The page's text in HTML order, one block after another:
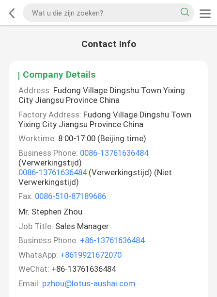
Contact Info
Company Details
Address: Fudong Village Dingshu Town Yixing
City Jiangsu Province China
Factory Address: Fudong Village Dingshu Town
Yixing City Jiangsu Province China
Worktime: 8:00-17:00 (Beijing time)
Business Phone: 0086-13761636484
(Verwerkingstijd)
0086-13761636484(Verwerkingstijd) (Niet
Verwerkingstijd)
Fax: 0086-510-87189686
Mr. Stephen Zhou
Job Title: Sales Manager
Business Phone: +86-13761636484
WhatsApp: +8619921672070
WeChat: +86-13761636484
Email: pzhou@lotus-aushai.com